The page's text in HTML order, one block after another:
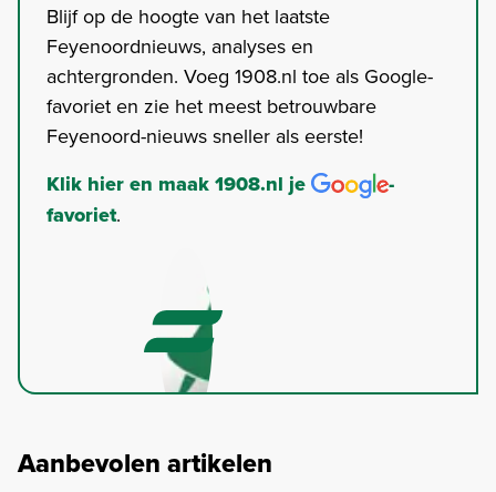
Blijf op de hoogte van het laatste
Feyenoordnieuws, analyses en
achtergronden. Voeg 1908.nl toe als Google-
favoriet en zie het meest betrouwbare
Feyenoord-nieuws sneller als eerste!
Klik hier en maak 1908.nl je
-
favoriet.
Aanbevolen artikelen